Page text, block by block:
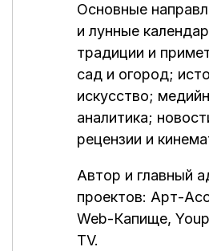
Основные
и лунные
традиции и
сад и огород;
искусство;
аналитика;
рецензии и
Автор и главный
проектов: Арт-
Web-Капище,
TV.